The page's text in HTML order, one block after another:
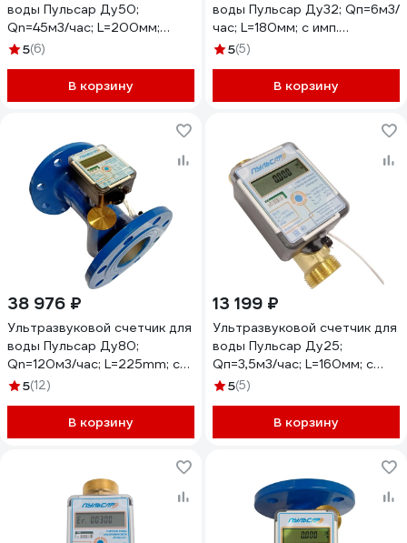
воды Пульсар Ду50;
Qn=45м3/час; L=200мм;
Тmax=105C; исп. 1
5(6)
В корзину
воды Пульсар Ду32; Qп=6м3/
час; L=180мм; с имп.
выходом; Тmах=105С; исп. 1
5(5)
В корзину
38 976 ₽
Ультразвуковой счетчик для
воды Пульсар Ду80;
Qn=120м3/час; L=225mm; с
имп. выходом; Тmax=105С;
5(12)
В корзину
13 199 ₽
Ультразвуковой счетчик для
воды Пульсар Ду25;
Qп=3,5м3/час; L=160мм; с
имп. выходом; Тmах=105С;
5(5)
В корзину